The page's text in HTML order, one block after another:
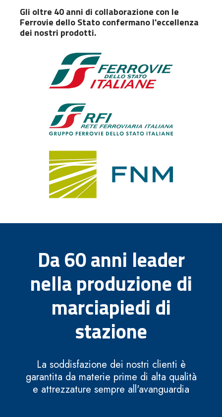
Gli oltre 40 anni di collaborazione con le
Ferrovie dello Stato confermano l'eccellenza
dei nostri prodotti.
Da 60 anni leader
nella produzione di
marciapiedi di
stazione
La soddisfazione dei nostri clienti è
garantita da materie prime di alta qualità
e attrezzature sempre all'avanguardia